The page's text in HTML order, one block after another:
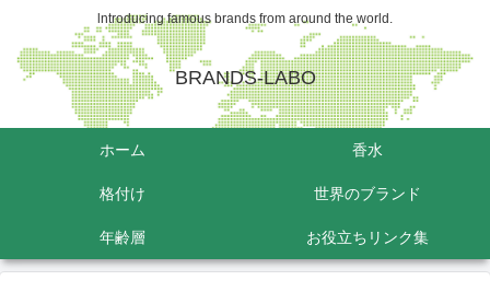
lntroducing famous brands from around the world.
BRANDS-LABO
ホーム 香水
格付け 世界のブランド
年齢層 お役立ちリンク集